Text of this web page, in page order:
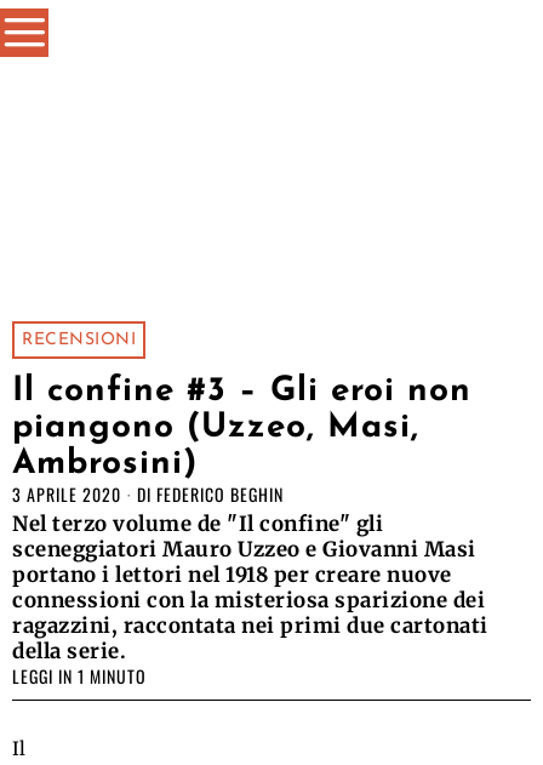
RECENSIONI
Il confine #3 – Gli eroi non
piangono (Uzzeo, Masi,
Ambrosini)
3 APRILE 2020 DI FEDERICO BEGHIN
Nel terzo volume de "Il confine" gli
sceneggiatori Mauro Uzzeo e Giovanni Masi
portano i lettori nel 1918 per creare nuove
connessioni con la misteriosa sparizione dei
ragazzini, raccontata nei primi due cartonati
della serie.
LEGGI IN 1 MINUTO
Il